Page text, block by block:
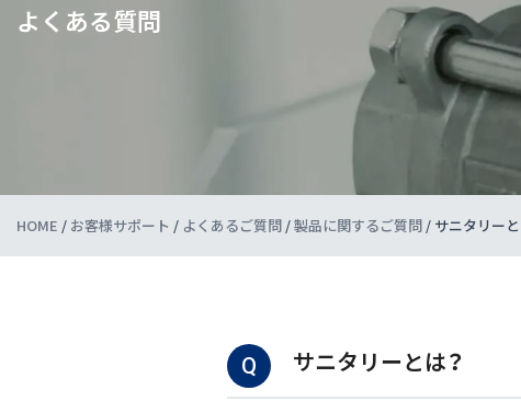
よくある質問
HOME / お客様サポート / よくあるご質問 /製品に関するご質問 / サニタリーと
Q サニタリーとは？